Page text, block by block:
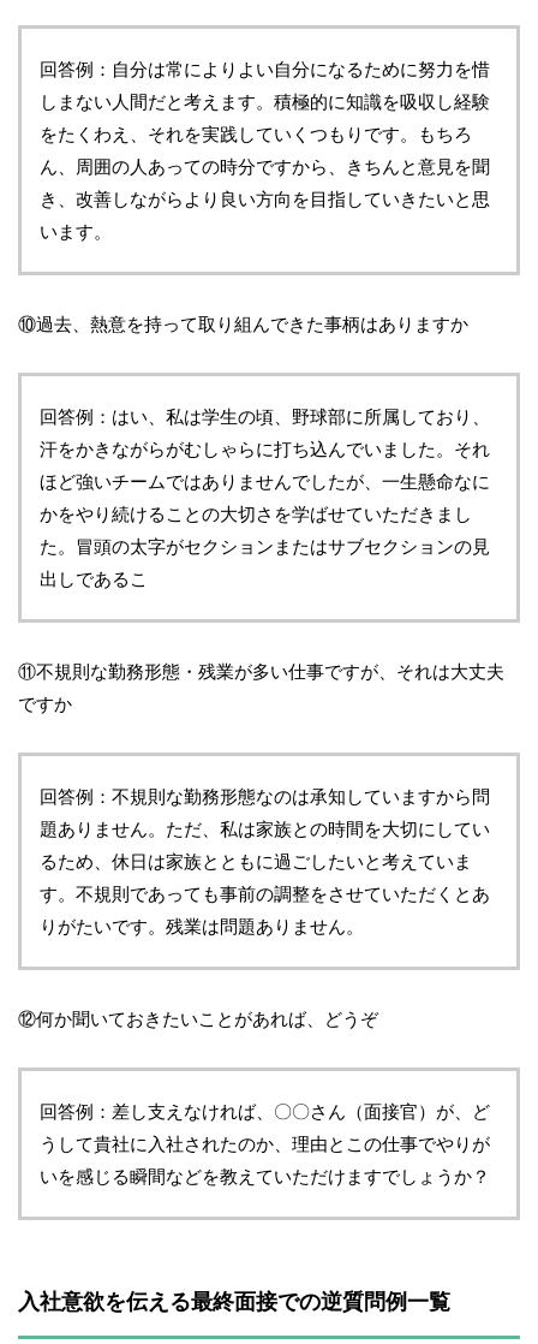
回答例：自分は常によりよい自分になるために努力を惜
しまない人間だと考えます。積極的に知識を吸収し経験
をたくわえ、それを実践していくつもりです。もちろ
ん、周囲の人あっての時分ですから、きちんと意見を聞
き、改善しながらより良い方向を目指していきたいと思
います。
⑩過去、熱意を持って取り組んできた事柄はありますか
回答例：はい、私は学生の頃、野球部に所属しており、
汗をかきながらがむしゃらに打ち込んでいました。それ
ほど強いチームではありませんでしたが、一生懸命なに
かをやり続けることの大切さを学ばせていただきまし
た。冒頭の太字がセクションまたはサブセクションの見
出しであるこ
⑪不規則な勤務形態・残業が多い仕事ですが、それは大丈夫
ですか
回答例：不規則な勤務形態なのは承知していますから問
題ありません。ただ、私は家族との時間を大切にしてい
るため、休日は家族とともに過ごしたいと考えていま
す。不規則であっても事前の調整をさせていただくとあ
りがたいです。残業は問題ありません。
⑫何か聞いておきたいことがあれば、どうぞ
回答例：差し支えなければ、〇〇さん（面接官）が、ど
うして貴社に入社されたのか、理由とこの仕事でやりが
いを感じる瞬間などを教えていただけますでしょうか？
入社意欲を伝える最終面接での逆質問例一覧